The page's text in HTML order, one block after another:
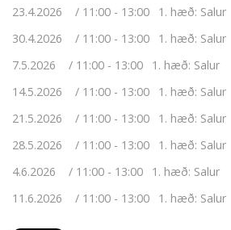
23.4.2026
11:00 - 13:00
1. hæð: Salur
30.4.2026
11:00 - 13:00
1. hæð: Salur
7.5.2026
11:00 - 13:00
1. hæð: Salur
14.5.2026
11:00 - 13:00
1. hæð: Salur
21.5.2026
11:00 - 13:00
1. hæð: Salur
28.5.2026
11:00 - 13:00
1. hæð: Salur
4.6.2026
11:00 - 13:00
1. hæð: Salur
11.6.2026
11:00 - 13:00 1. hæð: Salur